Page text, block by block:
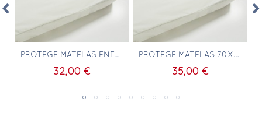
Aperçu rapide PROTÈGE MATELAS ENFANT 70X170
32,00 €
Aperçu rapide PROTÈGE MATELAS 70X180
35,00 €